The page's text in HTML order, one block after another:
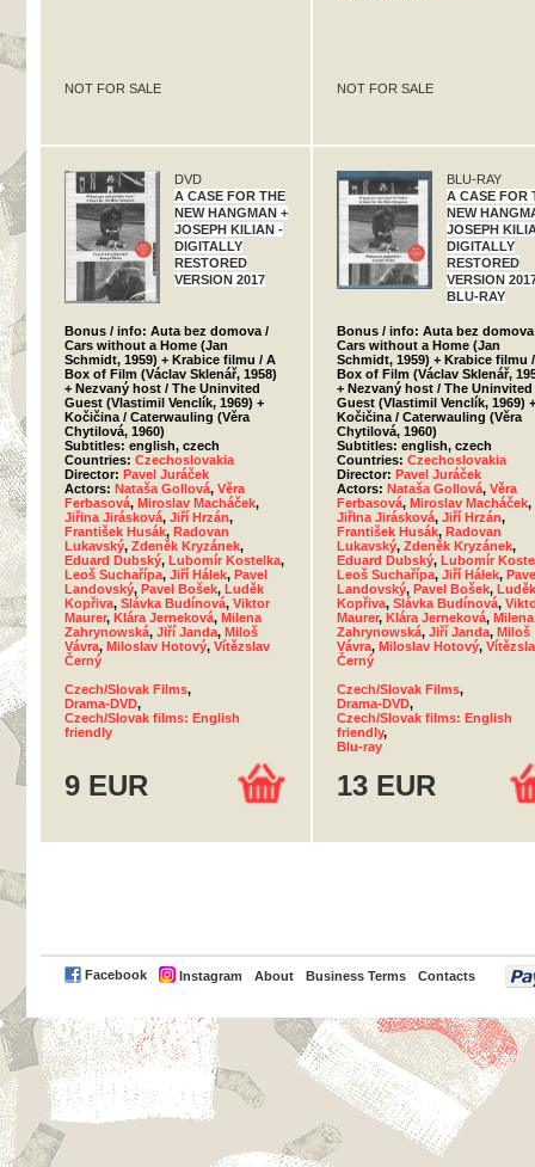
NOT FOR SALE NOT FOR SALE
DVD
A CASE FOR THE
NEW HANGMAN +
JOSEPH KILIAN -
DIGITALLY
RESTORED
VERSION 2017
Bonus / info: Auta bez domova /
Cars without a Home (Jan
Schmidt, 1959) + Krabice filmu / A
Box of Film (Václav Sklenář, 1958)
+ Nezvaný host / The Uninvited
Guest (Vlastimil Venclík, 1969) +
Kočičina / Caterwauling (Věra
Chytilová, 1960)
Subtitles: english, czech
Countries: Czechoslovakia
Director: Pavel Juráček
Actors: Nataša Gollová, Věra
Ferbasová, Miroslav Macháček,
Jiřina Jirásková, Jiří Hrzán,
František Husák, Radovan
Lukavský, Zdeněk Kryzánek,
Eduard Dubský, Lubomír Kostelka,
Leoš Suchařípa, Jiří Hálek, Pavel
Landovský, Pavel Bošek, Luděk
Kopřiva, Slávka Budínová, Viktor
Maurer, Klára Jerneková, Milena
Zahrynowská, Jiří Janda, Miloš
Vávra, Miloslav Hotový, Vítězslav
Černý
Czech/Slovak Films,
Drama-DVD,
Czech/Slovak films: English
friendly
9 EUR
BLU-RAY
A CASE FOR
NEW
JOSEPH
DIGITALLY
RESTORED
VERSION
BLU-RAY
Bonus / info: Auta bez domova
Cars without a Home (Jan
Schmidt, 1959) + Krabice filmu
Box of Film (Václav Sklenář,
+ Nezvaný host / The Uninvited
Guest (Vlastimil Venclík, 1969) +
Kočičina / Caterwauling (Věra
Chytilová, 1960)
Subtitles: english, czech
Countries: Czechoslovakia
Director: Pavel Juráček
Actors: Nataša Gollová, Věra
Ferbasová, Miroslav Macháček,
Jiřina Jirásková, Jiří Hrzán,
František Husák, Radovan
Lukavský, Zdeněk Kryzánek,
Eduard Dubský, Lubomír
Leoš Suchařípa, Jiří Hálek,
Landovský, Pavel Bošek, Luděk
Kopřiva, Slávka Budínová,
Maurer, Klára Jerneková, Milena
Zahrynowská, Jiří Janda, Miloš
Vávra, Miloslav Hotový,
Černý
Czech/Slovak Films,
Drama-DVD,
Czech/Slovak films: English
friendly,
Blu-ray
13 EUR
Facebook Instagram About Business Terms Contacts
PayPal